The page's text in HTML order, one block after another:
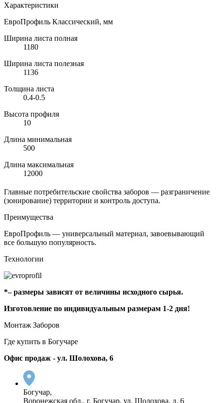
Характеристики
ЕвроПрофиль Классический, мм
Ширина листа полная
1180
Ширина листа полезная
1136
Толщина листа
0.4-0.5
Высота профиля
10
Длина минимальная
500
Длина максимальная
12000
Главные потребительские свойства заборов — разграничение
(зонирование) территории и контроль доступа.
Преимущества
ЕвроПрофиль — универсальный материал, завоевывающий
все большую популярность.
Технологии
*– размеры зависят от величины исходного сырья.
Изготовление по индивидуальным размерам 1-2 дня!
Монтаж Заборов
Где купить в Богучаре
Офис продаж - ул. Шолохова, 6
Богучар,
Воронежская обл., г. Богучар, ул. Шолохова, д. 6